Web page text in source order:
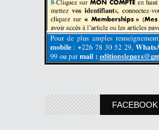
FACEBOOK